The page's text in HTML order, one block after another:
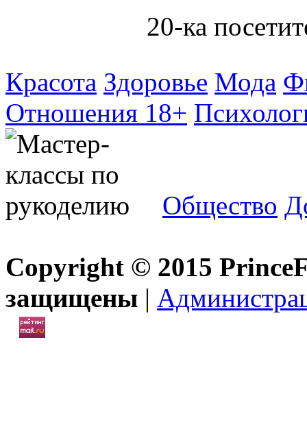
20-ка
Красота Здоровье Мода
Отношения 18+
Общество
Copyright © 2015
защищены |